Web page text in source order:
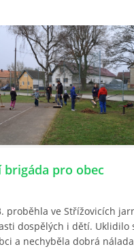
brigáda pro obec
proběhla ve Střížovicích
dospělých i dětí. Uklidilo
a nechyběla dobrá